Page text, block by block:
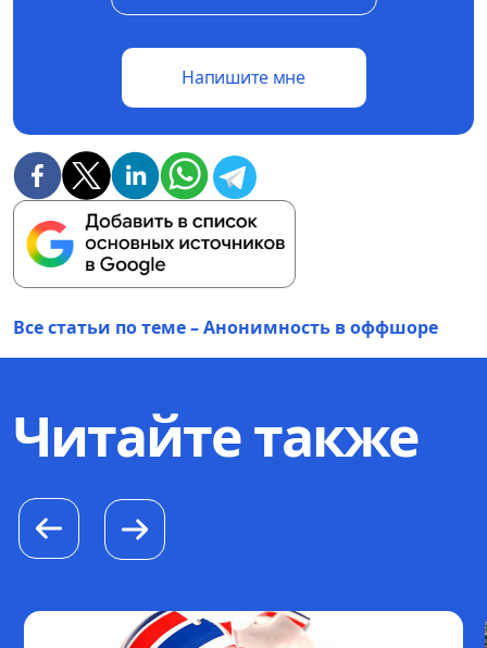
Напишите мне
Все статьи по теме – Анонимность в оффшоре
Читайте также